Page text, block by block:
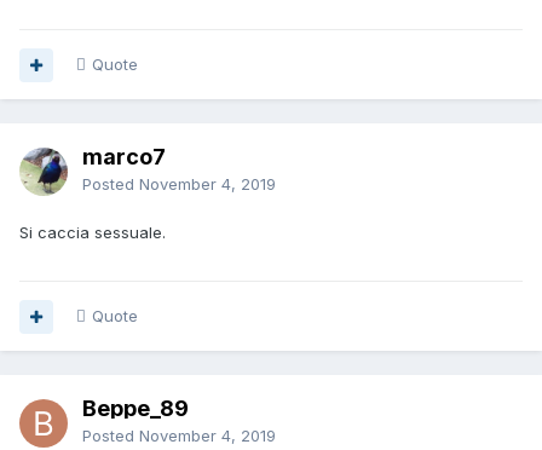
Quote
marco7
Posted November 4, 2019
Si caccia sessuale.
Quote
Beppe_89
Posted November 4, 2019